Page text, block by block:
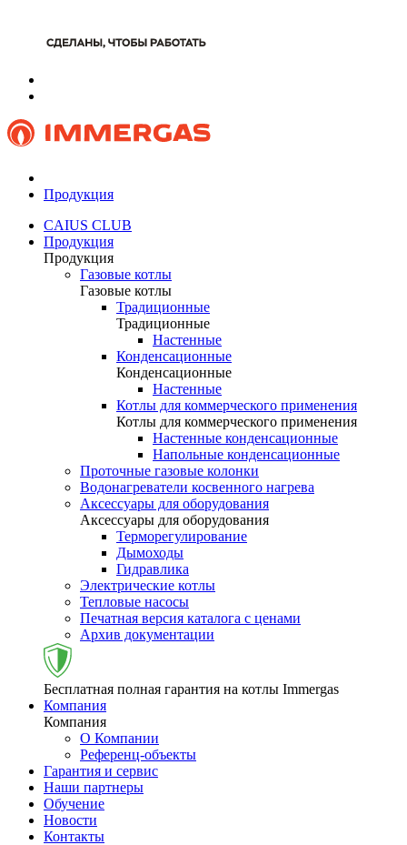
Продукция
CAIUS CLUB
Продукция
Продукция
Газовые котлы
Газовые котлы
Традиционные
Традиционные
Настенные
Конденсационные
Конденсационные
Настенные
Котлы для коммерческого применения
Котлы для коммерческого применения
Настенные конденсационные
Напольные конденсационные
Проточные газовые колонки
Водонагреватели косвенного нагрева
Аксессуары для оборудования
Аксессуары для оборудования
Терморегулирование
Дымоходы
Гидравлика
Электрические котлы
Тепловые насосы
Печатная версия каталога с ценами
Архив документации
Бесплатная полная гарантия на котлы Immergas
Компания
Компания
О Компании
Референц-объекты
Гарантия и сервис
Наши партнеры
Обучение
Новости
Контакты